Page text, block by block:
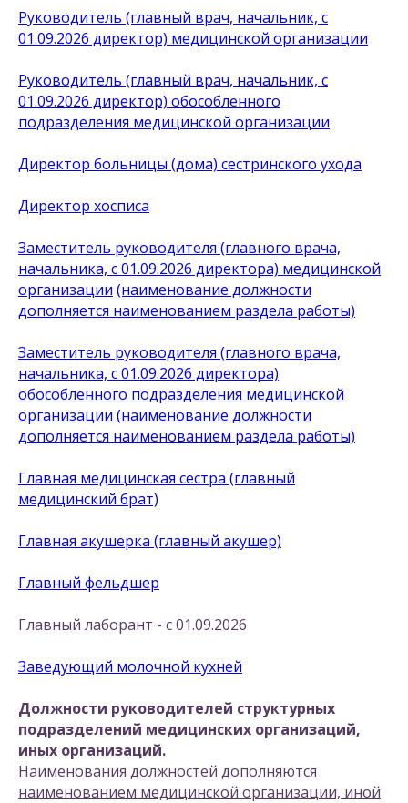
Руководитель (главный врач, начальник, с
01.09.2026 директор) медицинской организации
Руководитель (главный врач, начальник, с
01.09.2026 директор) обособленного
подразделения медицинской организации
Директор больницы (дома) сестринского ухода
Директор хосписа
Заместитель руководителя (главного врача,
начальника, с 01.09.2026 директора) медицинской
организации (наименование должности
дополняется наименованием раздела работы)
Заместитель руководителя (главного врача,
начальника, с 01.09.2026 директора)
обособленного подразделения медицинской
организации (наименование должности
дополняется наименованием раздела работы)
Главная медицинская сестра (главный
медицинский брат)
Главная акушерка (главный акушер)
Главный фельдшер
Главный лаборант - с 01.09.2026
Заведующий молочной кухней
Должности руководителей структурных
подразделений медицинских организаций,
иных организаций.
Наименования должностей дополняются
наименованием медицинской организации, иной